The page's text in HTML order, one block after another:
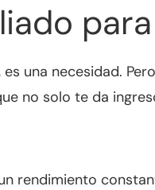
una necesidad.
no solo te da
rendimiento